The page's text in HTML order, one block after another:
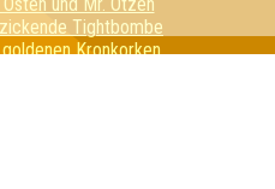
Tightbombe
Kronkorken